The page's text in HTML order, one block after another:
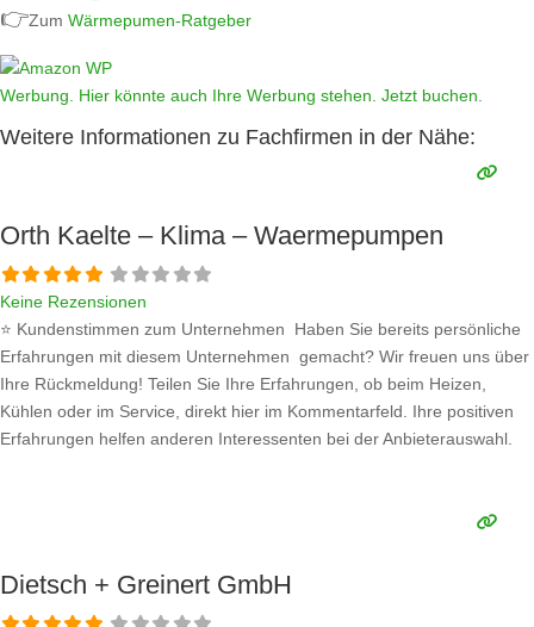
👉Zum Wärmepumen-Ratgeber
Werbung. Hier könnte auch Ihre Werbung stehen. Jetzt buchen.
Weitere Informationen zu Fachfirmen in der Nähe:
Orth Kaelte – Klima – Waermepumpen
Keine Rezensionen
⭐ Kundenstimmen zum Unternehmen Haben Sie bereits persönliche
Erfahrungen mit diesem Unternehmen gemacht? Wir freuen uns über
Ihre Rückmeldung! Teilen Sie Ihre Erfahrungen, ob beim Heizen,
Kühlen oder im Service, direkt hier im Kommentarfeld. Ihre positiven
Erfahrungen helfen anderen Interessenten bei der Anbieterauswahl.
Dietsch + Greinert GmbH